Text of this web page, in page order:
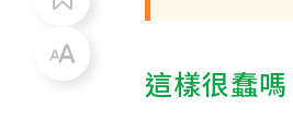
這樣很蠢